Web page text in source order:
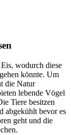
wodurch diese
könnte. Um
die Natur
lebende Vögel
Tiere besitzen
abgekühlt bevor es
geht und die